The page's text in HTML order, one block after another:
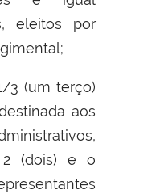
eleitos por
3 (um terço)
aos
(dois) e o